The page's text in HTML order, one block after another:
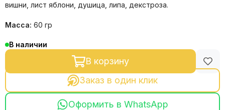
вишни, лист яблони, душица, липа, декстроза.
Масса: 60 гр
В наличии
В корзину
Заказ в один клик
Оформить в WhatsApp